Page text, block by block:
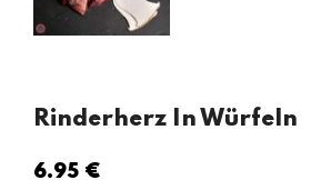
Rinderherz In Würfeln
6.95 €